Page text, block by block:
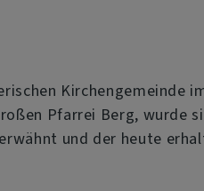
Kirchengemeinde
Pfarrei Berg, wurde
und der heute